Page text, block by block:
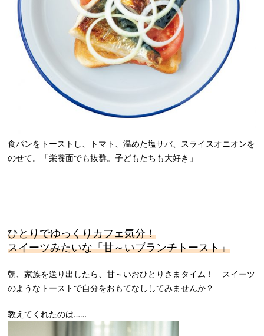
食パンをトーストし、トマト、温めた塩サバ、スライスオニオンを
のせて。「栄養面でも抜群。子どもたちも大好き」
ひとりでゆっくりカフェ気分！
スイーツみたいな「甘～いブランチトースト」
朝、家族を送り出したら、甘～いおひとりさまタイム！ スイーツ
のようなトーストで自分をおもてなししてみませんか？
教えてくれたのは……